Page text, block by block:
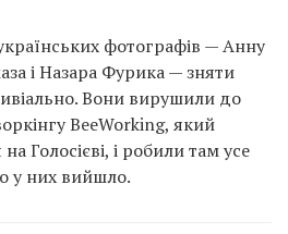
фотографів — Анну
і Назара Фурика — зняти
Вони вирушили до
BeeWorking, який
Голосієві, і робили там усе
у них вийшло.